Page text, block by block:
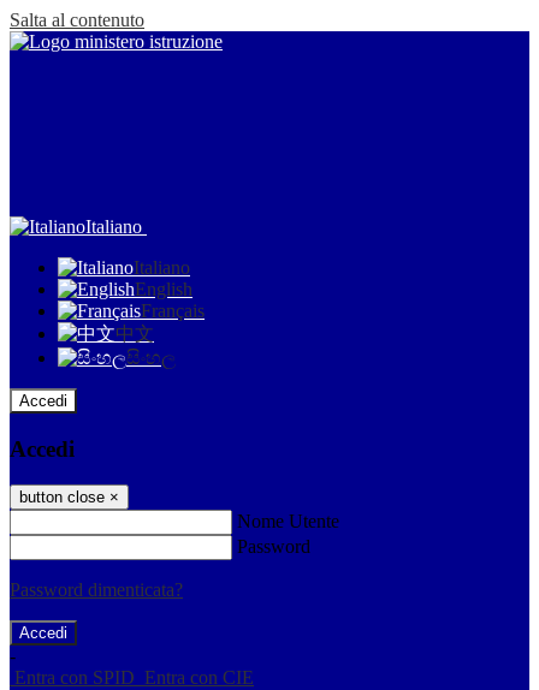
Salta al contenuto
Italiano
Italiano
English
Français
中文
සිංහල
Accedi
Accedi
button close ×
Nome Utente
Password
Password dimenticata?
-
Entra con SPID Entra con CIE